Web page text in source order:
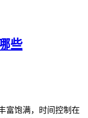
些
饱满，时间控制在